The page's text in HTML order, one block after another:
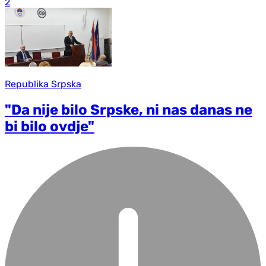
Republika Srpska
"Da nije bilo Srpske, ni nas danas ne
bi bilo ovdje"